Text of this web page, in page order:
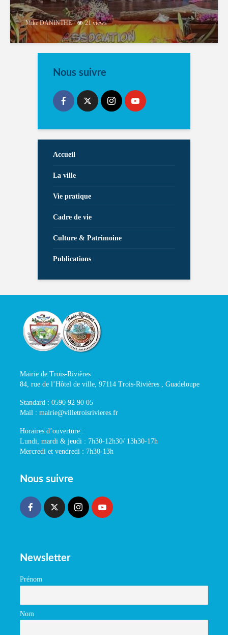
Mike DANINTHE 21 views
Nous suivre
Accueil
La ville
Vie pratique
Cadre de vie
Culture & Patrimoine
Publications
Mairie de Trois-Rivières
84, rue de l’Hôtel de ville, 97114 Trois-Rivières , Guadeloupe
Standard : 0590 92 90 05
Mail : mairie@villetroisrivieres.fr
Horaires d’ouverture :
Lundi, mardi & jeudi : 7h30-12h30/ 13h30-17h
Mercredi et vendredi : 7h30-13h
Nous suivre
Newsletter
Prénom
Nom